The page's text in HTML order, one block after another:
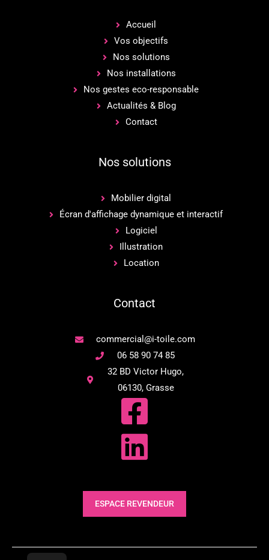
Accueil
Vos objectifs
Nos solutions
Nos installations
Nos gestes eco-responsable
Actualités & Blog
Contact
Nos solutions
Mobilier digital
Écran d'affichage dynamique et interactif
Logiciel
Illustration
Location
Contact
commercial@i-toile.com
06 58 90 74 85
32 BD Victor Hugo,
06130, Grasse
ESPACE REVENDEUR